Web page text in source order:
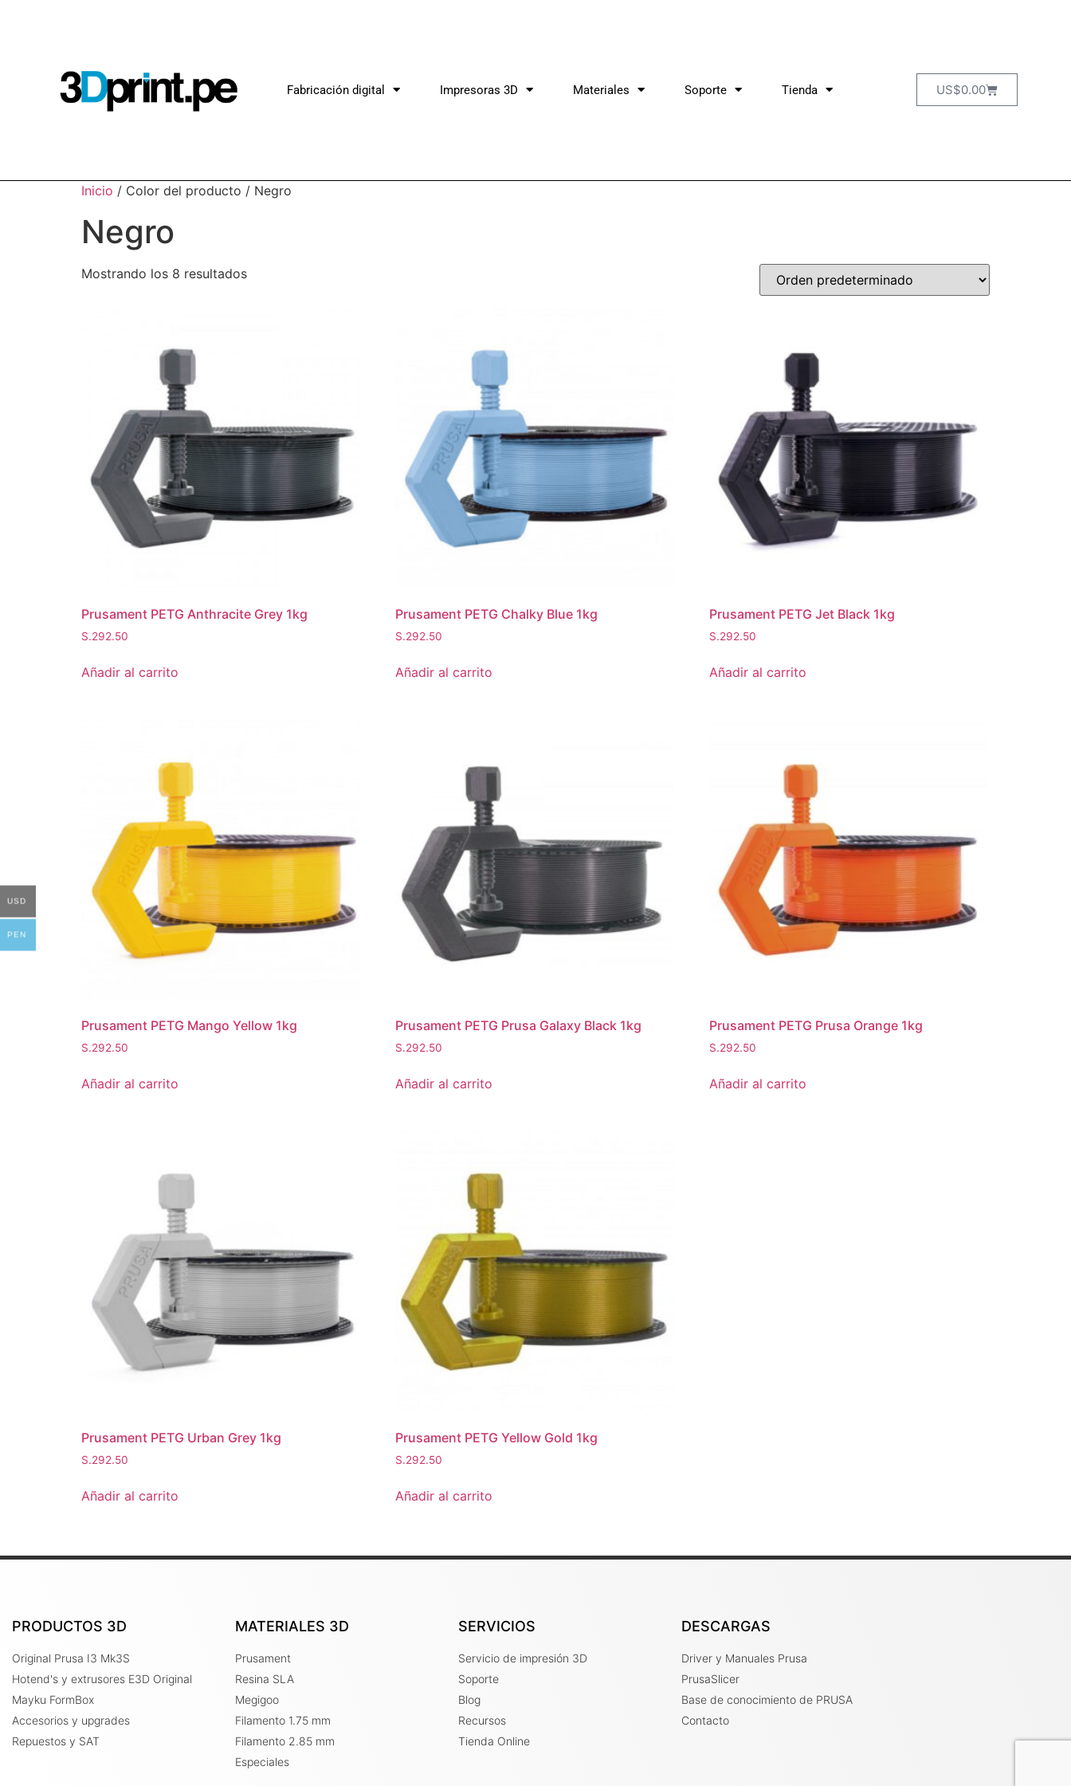
Fabricación digital Impresoras 3D Materiales Soporte Tienda US$0.00
Inicio / Color del producto / Negro
Negro
Mostrando los 8 resultados
Prusament PETG Anthracite Grey 1kg
S.292.50
Añadir al carrito
Prusament PETG Chalky Blue 1kg
S.292.50
Añadir al carrito
Prusament PETG Jet Black 1kg
S.292.50
Añadir al carrito
Prusament PETG Mango Yellow 1kg
S.292.50
Añadir al carrito
Prusament PETG Prusa Galaxy Black 1kg
S.292.50
Añadir al carrito
Prusament PETG Prusa Orange 1kg
S.292.50
Añadir al carrito
Prusament PETG Urban Grey 1kg
S.292.50
Añadir al carrito
Prusament PETG Yellow Gold 1kg
S.292.50
Añadir al carrito
PRODUCTOS 3D
Original Prusa I3 Mk3S
Hotend's y extrusores E3D Original
Mayku FormBox
Accesorios y upgrades
Repuestos y SAT
MATERIALES 3D
Prusament
Resina SLA
Megigoo
Filamento 1.75 mm
Filamento 2.85 mm
Especiales
SERVICIOS
Servicio de impresión 3D
Soporte
Blog
Recursos
Tienda Online
DESCARGAS
Driver y Manuales Prusa
PrusaSlicer
Base de conocimiento de PRUSA
Contacto
USD
PEN